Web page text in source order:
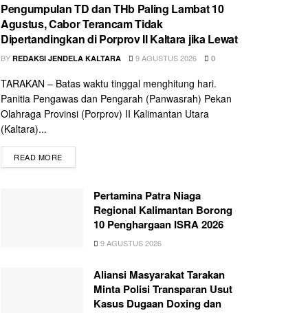
Pengumpulan TD dan THb Paling Lambat 10
Agustus, Cabor Terancam Tidak
Dipertandingkan di Porprov II Kaltara jika Lewat
BY REDAKSI JENDELA KALTARA 9 AGUSTUS 2026 0
TARAKAN – Batas waktu tinggal menghitung hari.
Panitia Pengawas dan Pengarah (Panwasrah) Pekan
Olahraga Provinsi (Porprov) II Kalimantan Utara
(Kaltara)...
READ MORE
Pertamina Patra Niaga
Regional Kalimantan Borong
10 Penghargaan ISRA 2026
9 AGUSTUS 2026
Aliansi Masyarakat Tarakan
Minta Polisi Transparan Usut
Kasus Dugaan Doxing dan